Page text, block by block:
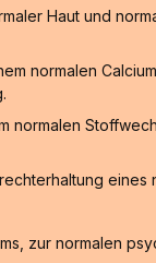
Haut und
normalen
eines
zur normalen